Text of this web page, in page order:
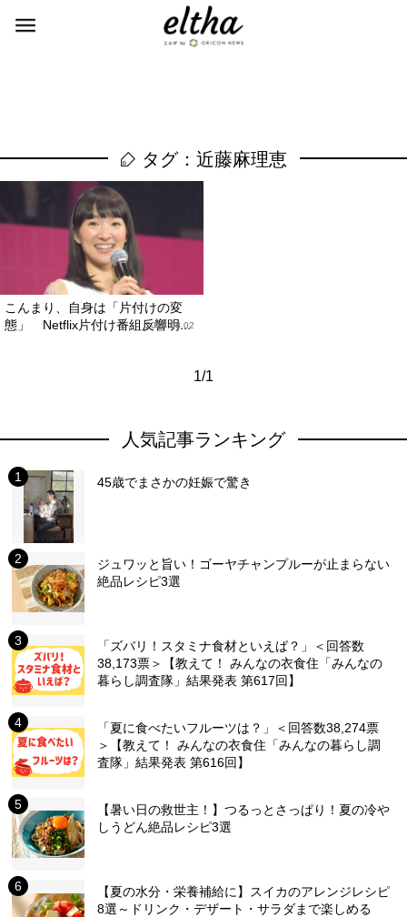
タグ：近藤麻理恵
こんまり、自身は「片付けの変
態」 Netflix片付け番組反響明...
2019.08.02
1/1
人気記事ランキング
45歳でまさかの妊娠で驚き
ジュワッと旨い！ゴーヤチャンプルーが止まらない
絶品レシピ3選
「ズバリ！スタミナ食材といえば？」＜回答数
38,173票＞【教えて！ みんなの衣食住「みんなの
暮らし調査隊」結果発表 第617回】
「夏に食べたいフルーツは？」＜回答数38,274票
＞【教えて！ みんなの衣食住「みんなの暮らし調
査隊」結果発表 第616回】
【暑い日の救世主！】つるっとさっぱり！夏の冷や
しうどん絶品レシピ3選
【夏の水分・栄養補給に】スイカのアレンジレシピ
8選～ドリンク・デザート・サラダまで楽しめる